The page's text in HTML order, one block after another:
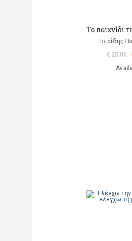
Το παιχνίδι
Τσιρίδης
€ 25,00